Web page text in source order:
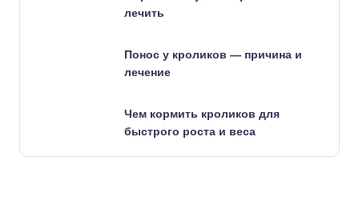
лечить
Понос у кроликов — причина и
лечение
Чем кормить кроликов для
быстрого роста и веса